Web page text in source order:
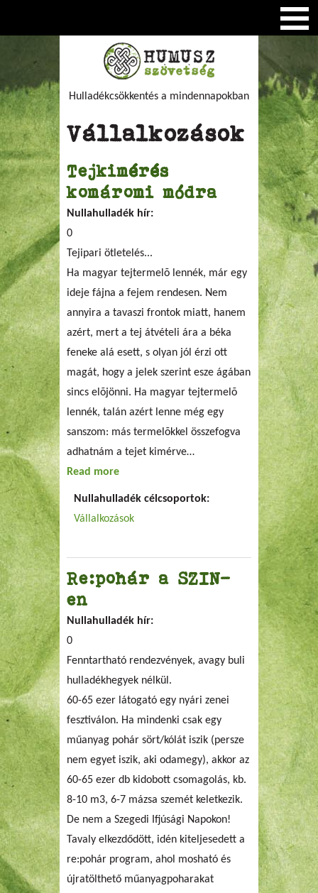
Hulladékcsökkentés a mindennapokban
Vállalkozások
Tejkimérés
komáromi módra
Nullahulladék hír:
0
Tejipari ötletelés...
Ha magyar tejtermelõ lennék, már egy
ideje fájna a fejem rendesen. Nem
annyira a tavaszi frontok miatt, hanem
azért, mert a tej átvételi ára a béka
feneke alá esett, s olyan jól érzi ott
magát, hogy a jelek szerint esze ágában
sincs elõjönni. Ha magyar tejtermelõ
lennék, talán azért lenne még egy
sanszom: más termelõkkel összefogva
adhatnám a tejet kimérve…
Read more about Tejkimérés komáromi módra
Nullahulladék célcsoportok:
Vállalkozások
Re:pohár a SZIN-
en
Nullahulladék hír:
0
Fenntartható rendezvények, avagy buli
hulladékhegyek nélkül.
60-65 ezer látogató egy nyári zenei
fesztiválon. Ha mindenki csak egy
műanyag pohár sört/kólát iszik (persze
nem egyet iszik, aki odamegy), akkor az
60-65 ezer db kidobott csomagolás, kb.
8-10 m3, 6-7 mázsa szemét keletkezik.
De nem a Szegedi Ifjúsági Napokon!
Tavaly elkezdődött, idén kiteljesedett a
re:pohár program, ahol mosható és
újratölthető műanyagpoharakat